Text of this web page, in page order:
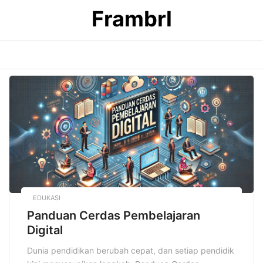
Frambrl
EDUKASI
Panduan Cerdas Pembelajaran
Digital
Dunia pendidikan berubah cepat, dan setiap pendidik